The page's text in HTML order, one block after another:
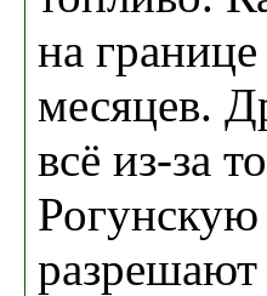
на
месяцев.
всё из-за
разрешают